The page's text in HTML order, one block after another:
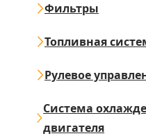
Фильтры
Топливная
Рулевое
Система
двигателя